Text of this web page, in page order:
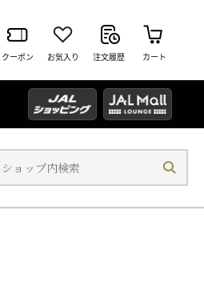
クーポン お気入り 注文履歴 カート